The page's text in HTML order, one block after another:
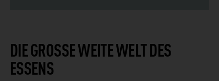
DIE GROSSE WEITE WELT DES E
SSENS